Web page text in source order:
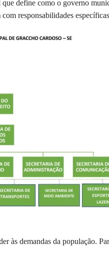
e
define como o governo
responsabilidades
às demandas da população.